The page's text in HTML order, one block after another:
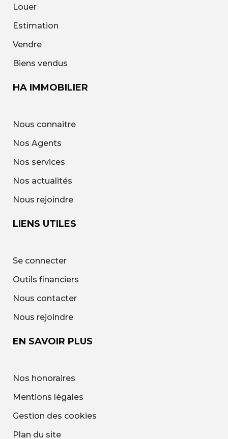
HA IMMOBILIER
Nous connaitre
Nos Agents
Nos services
Nos actualités
Nous rejoindre
Louer
Estimation
Vendre
Biens vendus
LIENS UTILES
Se connecter
Outils financiers
Nous contacter
Nous rejoindre
EN SAVOIR PLUS
Nos honoraires
Mentions légales
Gestion des cookies
Plan du site